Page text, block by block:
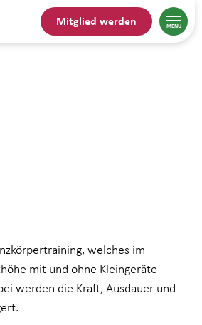
Mitglied werden
welches im
mit und ohne Kleingeräte
werden die Kraft, Ausdauer und